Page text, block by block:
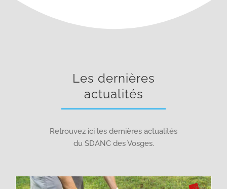
Les dernières
actualités
Retrouvez ici les dernières actualités
du SDANC des Vosges.